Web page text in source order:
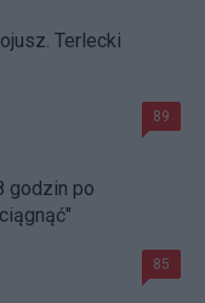
Terlecki
89
godzin po
85